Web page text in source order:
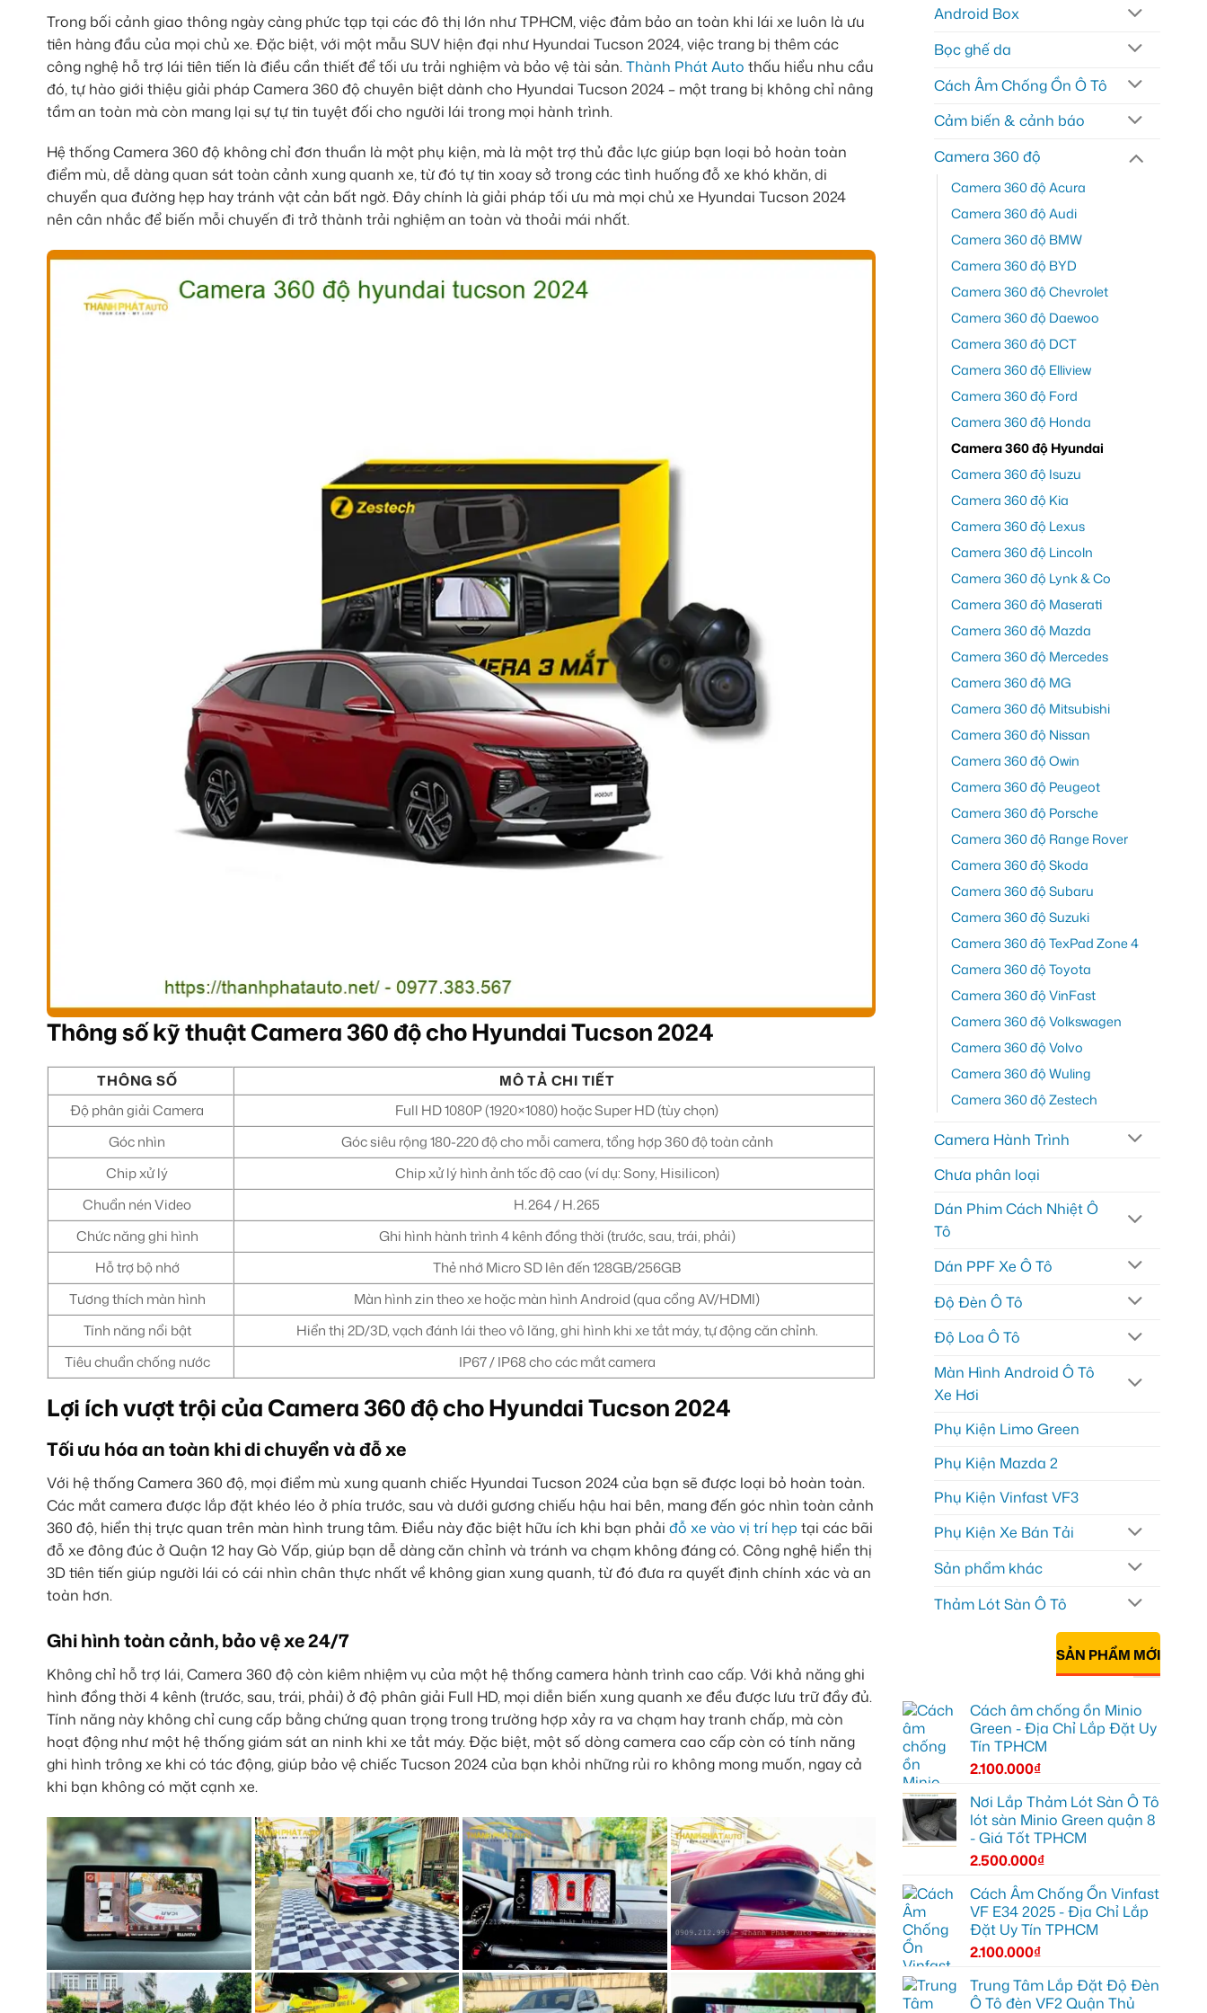
Trong bối cảnh giao thông ngày càng phức tạp tại các đô thị lớn như TPHCM, việc đảm bảo an toàn khi lái xe luôn là ưu
tiên hàng đầu của mọi chủ xe. Đặc biệt, với một mẫu SUV hiện đại như Hyundai Tucson 2024, việc trang bị thêm các
công nghệ hỗ trợ lái tiên tiến là điều cần thiết để tối ưu trải nghiệm và bảo vệ tài sản.Thành Phát Auto thấu hiểu nhu cầu
đó, tự hào giới thiệu giải pháp Camera 360 độ chuyên biệt dành cho Hyundai Tucson 2024 – một trang bị không chỉ nâng
tầm an toàn mà còn mang lại sự tự tin tuyệt đối cho người lái trong mọi hành trình.
Hệ thống Camera 360 độ không chỉ đơn thuần là một phụ kiện, mà là một trợ thủ đắc lực giúp bạn loại bỏ hoàn toàn
điểm mù, dễ dàng quan sát toàn cảnh xung quanh xe, từ đó tự tin xoay sở trong các tình huống đỗ xe khó khăn, di
chuyển qua đường hẹp hay tránh vật cản bất ngờ. Đây chính là giải pháp tối ưu mà mọi chủ xe Hyundai Tucson 2024
nên cân nhắc để biến mỗi chuyến đi trở thành trải nghiệm an toàn và thoải mái nhất.
Thông số kỹ thuật Camera 360 độ cho Hyundai Tucson 2024
THÔNG SỐ
MÔ TẢ CHI TIẾT
Độ phân giải Camera
Full HD 1080P (1920×1080) hoặc Super HD (tùy chọn)
Góc nhìn
Góc siêu rộng 180-220 độ cho mỗi camera, tổng hợp 360 độ toàn cảnh
Chip xử lý
Chip xử lý hình ảnh tốc độ cao (ví dụ: Sony, Hisilicon)
Chuẩn nén Video
H.264 / H.265
Chức năng ghi hình
Ghi hình hành trình 4 kênh đồng thời (trước, sau, trái, phải)
Hỗ trợ bộ nhớ
Thẻ nhớ Micro SD lên đến 128GB/256GB
Tương thích màn hình
Màn hình zin theo xe hoặc màn hình Android (qua cổng AV/HDMI)
Tính năng nổi bật
Hiển thị 2D/3D, vạch đánh lái theo vô lăng, ghi hình khi xe tắt máy, tự động căn chỉnh.
Tiêu chuẩn chống nước
IP67 / IP68 cho các mắt camera
Lợi ích vượt trội của Camera 360 độ cho Hyundai Tucson 2024
Tối ưu hóa an toàn khi di chuyển và đỗ xe
Với hệ thống Camera 360 độ, mọi điểm mù xung quanh chiếc Hyundai Tucson 2024 của bạn sẽ được loại bỏ hoàn toàn.
Các mắt camera được lắp đặt khéo léo ở phía trước, sau và dưới gương chiếu hậu hai bên, mang đến góc nhìn toàn cảnh
360 độ, hiển thị trực quan trên màn hình trung tâm. Điều này đặc biệt hữu ích khi bạn phải đỗ xe vào vị trí hẹp tại các bãi
đỗ xe đông đúc ở Quận 12 hay Gò Vấp, giúp bạn dễ dàng căn chỉnh và tránh va chạm không đáng có. Công nghệ hiển thị
3D tiên tiến giúp người lái có cái nhìn chân thực nhất về không gian xung quanh, từ đó đưa ra quyết định chính xác và an
toàn hơn.
Ghi hình toàn cảnh, bảo vệ xe 24/7
Không chỉ hỗ trợ lái, Camera 360 độ còn kiêm nhiệm vụ của một hệ thống camera hành trình cao cấp. Với khả năng ghi
hình đồng thời 4 kênh (trước, sau, trái, phải) ở độ phân giải Full HD, mọi diễn biến xung quanh xe đều được lưu trữ đầy đủ.
Tính năng này không chỉ cung cấp bằng chứng quan trọng trong trường hợp xảy ra va chạm hay tranh chấp, mà còn
hoạt động như một hệ thống giám sát an ninh khi xe tắt máy. Đặc biệt, một số dòng camera cao cấp còn có tính năng
ghi hình trông xe khi có tác động, giúp bảo vệ chiếc Tucson 2024 của bạn khỏi những rủi ro không mong muốn, ngay cả
khi bạn không có mặt cạnh xe.
Android Box
Bọc ghế da
Cách Âm Chống Ồn Ô Tô
Cảm biến & cảnh báo
Camera 360 độ
Camera 360 độ Acura
Camera 360 độ Audi
Camera 360 độ BMW
Camera 360 độ BYD
Camera 360 độ Chevrolet
Camera 360 độ Daewoo
Camera 360 độ DCT
Camera 360 độ Elliview
Camera 360 độ Ford
Camera 360 độ Honda
Camera 360 độ Hyundai
Camera 360 độ Isuzu
Camera 360 độ Kia
Camera 360 độ Lexus
Camera 360 độ Lincoln
Camera 360 độ Lynk & Co
Camera 360 độ Maserati
Camera 360 độ Mazda
Camera 360 độ Mercedes
Camera 360 độ MG
Camera 360 độ Mitsubishi
Camera 360 độ Nissan
Camera 360 độ Owin
Camera 360 độ Peugeot
Camera 360 độ Porsche
Camera 360 độ Range Rover
Camera 360 độ Skoda
Camera 360 độ Subaru
Camera 360 độ Suzuki
Camera 360 độ TexPad Zone 4
Camera 360 độ Toyota
Camera 360 độ VinFast
Camera 360 độ Volkswagen
Camera 360 độ Volvo
Camera 360 độ Wuling
Camera 360 độ Zestech
Camera Hành Trình
Chưa phân loại
Dán Phim Cách Nhiệt Ô
Tô
Dán PPF Xe Ô Tô
Độ Đèn Ô Tô
Độ Loa Ô Tô
Màn Hình Android Ô Tô
Xe Hơi
Phụ Kiện Limo Green
Phụ Kiện Mazda 2
Phụ Kiện Vinfast VF3
Phụ Kiện Xe Bán Tải
Sản phẩm khác
Thảm Lót Sàn Ô Tô
SẢN PHẨM MỚI
Cách âm chống ồn Minio
Green - Địa Chỉ Lắp Đặt Uy
Tín TPHCM
2.100.000₫
Nơi Lắp Thảm Lót Sàn Ô Tô
lót sàn Minio Green quận 8
- Giá Tốt TPHCM
2.500.000₫
Cách Âm Chống Ồn Vinfast
VF E34 2025 - Địa Chỉ Lắp
Đặt Uy Tín TPHCM
2.100.000₫
Trung Tâm Lắp Đặt Độ Đèn
Ô Tô đèn VF2 Quận Thủ